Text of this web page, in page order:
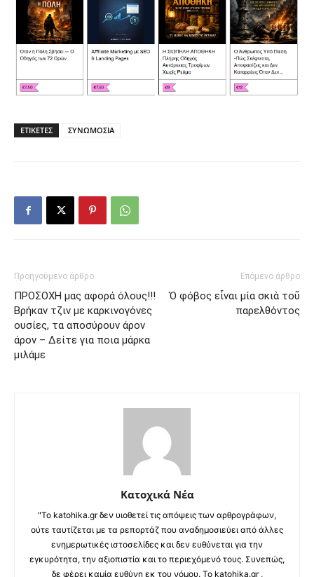
ΕΤΙΚΕΤΕΣ ΣΥΝΩΜΟΣΙΑ
Προηγούμενο άρθρο
ΠΡΟΣΟΧΗ μας αφορά όλους!!!
Βρήκαν τζιν με καρκινογόνες
ουσίες, τα αποσύρουν άρον
άρον – Δείτε για ποια μάρκα
μιλάμε
Επόμενο άρθρο
Ὁ φόβος εἶναι μία σκιὰ τοῦ
παρελθόντος
Κατοχικά Νέα
"Το katohika.gr δεν υιοθετεί τις απόψεις των αρθρογράφων,
ούτε ταυτίζεται με τα ρεπορτάζ που αναδημοσιεύει από άλλες
ενημερωτικές ιστοσελίδες και δεν ευθύνεται για την
εγκυρότητα, την αξιοπιστία και το περιεχόμενό τους. Συνεπώς,
δε φέρει καμία ευθύνη εκ του νόμου. Το katohika.gr ,